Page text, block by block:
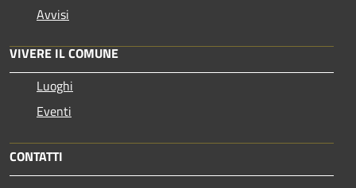
Avvisi
VIVERE IL COMUNE
Luoghi
Eventi
CONTATTI